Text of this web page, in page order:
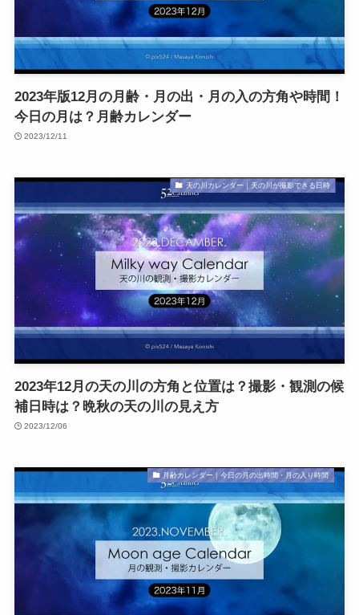
2023年版12月の月齢・月の出・月の入の方角や時間！
今日の月は？月齢カレンダー
2023/12/11
天の川カレンダー｜天の川が撮影できる日時
2023年12月の天の川の方角と位置は？撮影・観測の候
補日時は？晩秋の天の川の見え方
2023/12/06
月齢カレンダー｜今日の月の出時間・月の入り時間